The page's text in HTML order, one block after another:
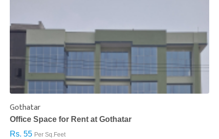
Gothatar
Office Space for Rent at Gothatar
Rs. 55 Per Sq.Feet